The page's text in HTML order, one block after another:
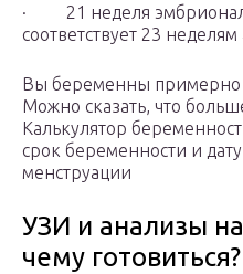
· 21 неделя
соответствует 23
Вы беременны примерно
Можно сказать, что
Калькулятор
срок беременности и
менструации
УЗИ и анализы
чему готовиться?